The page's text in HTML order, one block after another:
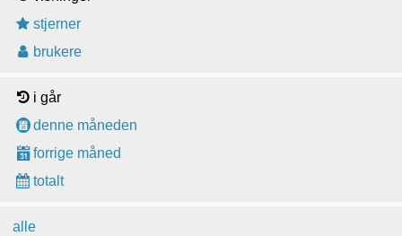
stjerner
brukere
i går
denne måneden
forrige måned
totalt
alle